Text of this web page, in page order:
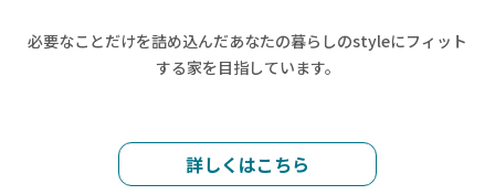
必要なことだけを詰め込んだあなたの暮らしのstyleにフィット
する家を目指しています。
詳しくはこちら